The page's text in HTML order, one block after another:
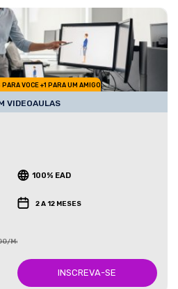
VOCE +1 PARA UM AMIGO
VIDEOAULAS
100% EAD
2 A 12 MESES
Mês
INSCREVA-SE